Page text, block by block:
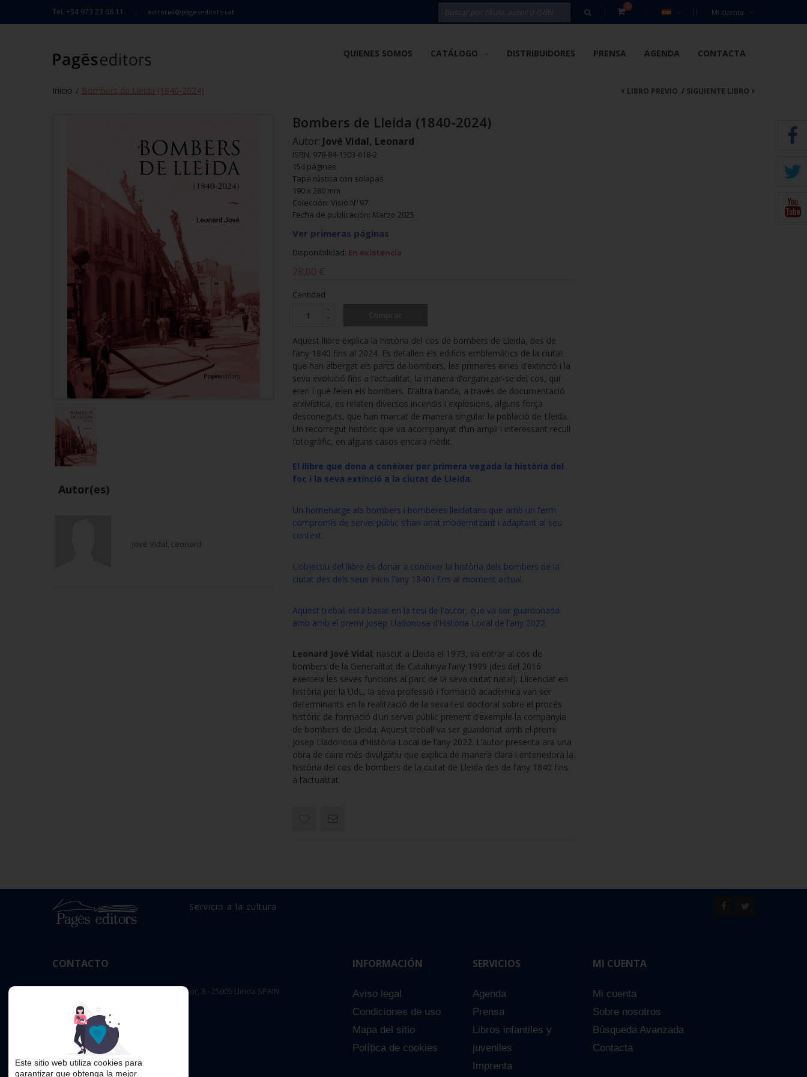
Tel. +34 973 23 66 11 editorial@pageseditors.cat Mi cuenta
0
QUIENES SOMOS CATÁLOGO DISTRIBUIDORES PRENSA AGENDA CONTACTA
Inicio / Bombers de Lleida (1840-2024) SIGUIENTE LIBRO
LIBRO PREVIO /
Autor(es)
Jové Vidal, Leonard
Bombers de Lleida (1840-2024)
Autor: Jové Vidal, Leonard
ISBN: 978-84-1303-618-2
154 páginas
Tapa rústica con solapas
190 x 280 mm
Colección: Visió Nº 97
Fecha de publicación: Marzo 2025
Ver primeras páginas
Disponibilidad: En existencia
28,00 €
Cantidad
Aquest llibre explica la història del cos de bombers de Lleida, des de
l’any 1840 fins al 2024. Es detallen els edificis emblemàtics de la ciutat
que han albergat els parcs de bombers, les primeres eines d’extinció i la
seva evolució fins a l’actualitat, la manera d’organitzar-se del cos, qui
eren i què feien els bombers. D’altra banda, a través de documentació
arxivística, es relaten diversos incendis i explosions, alguns força
desconeguts, que han marcat de manera singular la població de Lleida.
Un recorregut històric que va acompanyat d’un ampli i interessant recull
fotogràfic, en alguns casos encara inèdit.
El llibre que dona a conèixer per primera vegada la història del
foc i la seva extinció a la ciutat de Lleida.
Un homenatge als bombers i bomberes lleidatans que amb un ferm
compromís de servei públic s’han anat modernitzant i adaptant al seu
context.
L’objectiu del llibre és donar a conèixer la història dels bombers de la
ciutat des dels seus inicis l’any 1840 i fins al moment actual.
Aquest treball està basat en la tesi de l'autor, que va ser guardonada
amb amb el premi Josep Lladonosa d’Història Local de l’any 2022.
Leonard Jové Vidal; nascut a Lleida el 1973, va entrar al cos de
bombers de la Generalitat de Catalunya l’any 1999 (des del 2016
exerceix les seves funcions al parc de la seva ciutat natal). Llicenciat en
història per la UdL, la seva professió i formació acadèmica van ser
determinants en la realització de la seva tesi doctoral sobre el procés
històric de formació d’un servei públic prenent d’exemple la companyia
de bombers de Lleida. Aquest treball va ser guardonat amb el premi
Josep Lladonosa d’Història Local de l’any 2022. L’autor presenta ara una
obra de caire més divulgatiu que explica de manera clara i entenedora la
història del cos de bombers de la ciutat de Lleida des de l’any 1840 fins
a l’actualitat.
Servicio a la cultura
CONTACTO
OFICINA PRINCIPAL : c/ Sant Salvador, 8 - 25005 Lleida SPAIN
editorial@pageseditors.cat
Teléfono: 973 23 66 11
pageseditors.cat
INFORMACIÓN
Aviso legal
Condiciones de uso
Mapa del sitio
Política de cookies
SERVICIOS
Agenda
Prensa
Libros infantiles y
juveniles
Imprenta
MI CUENTA
Mi cuenta
Sobre nosotros
Búsqueda Avanzada
Contacta
Este sitio web utiliza cookies para
garantizar que obtenga la mejor